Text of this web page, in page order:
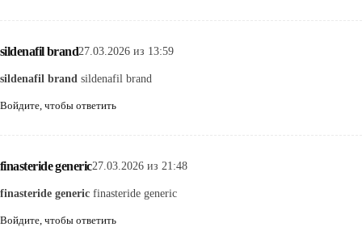
sildenafil brand27.03.2026 из 13:59
sildenafil brand sildenafil brand
Войдите, чтобы ответить
finasteride generic27.03.2026 из 21:48
finasteride generic finasteride generic
Войдите, чтобы ответить